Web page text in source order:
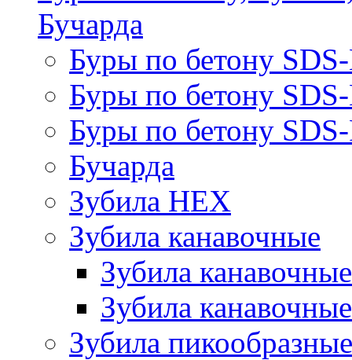
Бучарда
Буры по бетону
Буры по бетону
Буры по бетону
Бучарда
Зубила HEX
Зубила канавочные
Зубила
Зубила
Зубила пикообразные